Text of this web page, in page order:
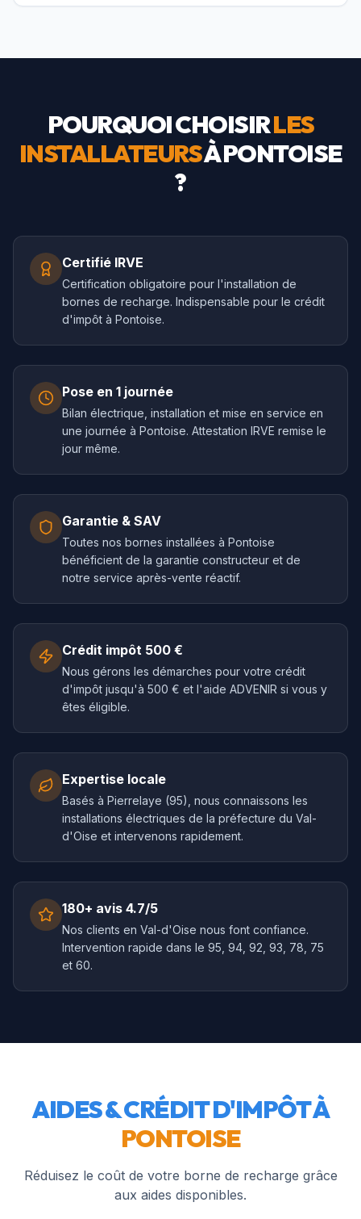
POURQUOI CHOISIRLES
INSTALLATEURSÀPONTOISE
?
Certifié IRVE
Certification obligatoire pour l'installation de
bornes de recharge. Indispensable pour le crédit
d'impôt à Pontoise.
Pose en 1 journée
Bilan électrique, installation et mise en service en
une journée à Pontoise. Attestation IRVE remise le
jour même.
Garantie & SAV
Toutes nos bornes installées à Pontoise
bénéficient de la garantie constructeur et de
notre service après-vente réactif.
Crédit impôt 500 €
Nous gérons les démarches pour votre crédit
d'impôt jusqu'à 500 € et l'aide ADVENIR si vous y
êtes éligible.
Expertise locale
Basés à Pierrelaye (95), nous connaissons les
installations électriques de la préfecture du Val-
d'Oise et intervenons rapidement.
180+ avis 4.7/5
Nos clients en Val-d'Oise nous font confiance.
Intervention rapide dans le 95, 94, 92, 93, 78, 75
et 60.
AIDES & CRÉDIT D'IMPÔT À
PONTOISE
Réduisez le coût de votre borne de recharge grâce
aux aides disponibles.